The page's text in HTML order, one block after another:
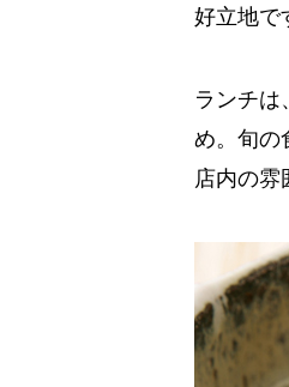
好立地で
ランチは
め。旬の
店内の雰